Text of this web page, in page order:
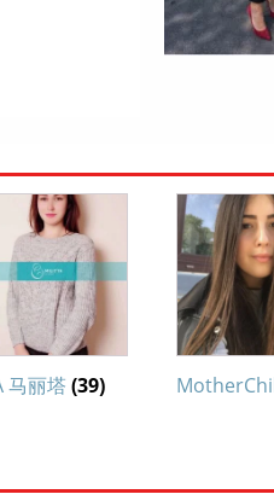
马丽塔 (39)